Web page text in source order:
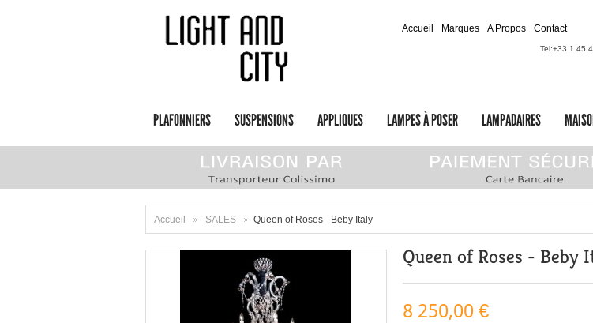
PLAFONNIERS SUSPENSIONS APPLIQUES LAMPES À POSER LAMPADAIRES
Accueil Marques A Propos Contact
Tel:+33 1 45
Accueil SALES Queen of Roses - Beby Italy
Queen of Roses - Beby
8 250,00 €